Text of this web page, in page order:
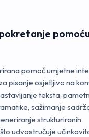
pomoć umjetne
pisanje osjetljivo na
teksta,
sažimanje
strukturiranih
udvostručuje